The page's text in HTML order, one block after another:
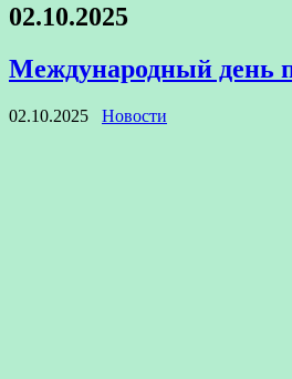
02.10.2025
Международный день
02.10.2025 Новости